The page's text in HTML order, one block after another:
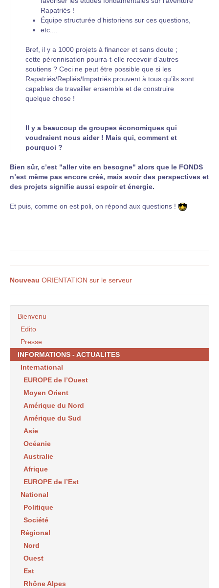
Rapatriés !
Équipe structurée d’historiens sur ces questions,
etc....
Bref, il y a 1000 projets à financer et sans doute ;
cette pérennisation pourra-t-elle recevoir d’autres
soutiens ? Ceci ne peut être possible que si les
Rapatriés/Repliés/Impatriés prouvent à tous qu’ils sont
capables de travailler ensemble et de construire
quelque chose !
Il y a beaucoup de groupes économiques qui
voudraient nous aider ! Mais qui, comment et
pourquoi ?
Bien sûr, c’est "aller vite en besogne" alors que le FONDS
n’est même pas encore créé, mais avoir des perspectives et
des projets signifie aussi espoir et énergie.
Et puis, comme on est poli, on répond aux questions !
Nouveau ORIENTATION sur le serveur
Bienvenu
Edito
Presse
INFORMATIONS - ACTUALITES
International
EUROPE de l’Ouest
Moyen Orient
Amérique du Nord
Amérique du Sud
Asie
Océanie
Australie
Afrique
EUROPE de l’Est
National
Politique
Société
Régional
Nord
Ouest
Est
Rhône Alpes